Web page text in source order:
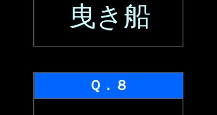
曳き船
Ｑ．８